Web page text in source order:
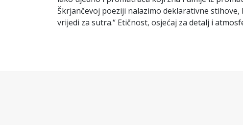
Škrjančevoj poeziji nalazimo deklarativne
vrijedi za sutra.“ Etičnost, osjećaj za detalj i